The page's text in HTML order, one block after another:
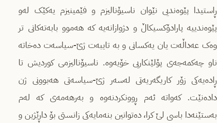
ڕاستیدا پێوەندیی نێوان ناسیۆنالیزم و فێمینیزم یەکێک لەو
پێوەندییە پارادۆکسیکاڵ و دژوازانەیە کە هەموو بابەتەکانی تر
وەک عەداڵەت یان یەکسانی و بە تایبەت ژێ-سیاسەت دەخاتە
ناو چەکمەجەی پۆلێنکاریی خۆیەوە. ناسیۆنالیزمی کوردیش تا
ڕادەیەکی زۆر کاریگەریەتی لەسەر ژێ-سیاسەتی هەبوونی ژن
دادەنێت. کەواتە ئەم ڕوونکردنەوە و بەرهەمەی کە لەم
بەستێنەدا باسی لێ کرا، دەتوانین بنەمایەکی زانستی بۆ داڕێژین و